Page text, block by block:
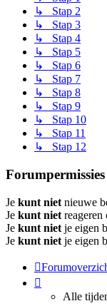
↳ Stap 2
↳ Stap 3
↳ Stap 4
↳ Stap 5
↳ Stap 6
↳ Stap 7
↳ Stap 8
↳ Stap 9
↳ Stap 10
↳ Stap 11
↳ Stap 12
Forumpermissies
Je kunt niet nieuwe
Je kunt niet
Je kunt niet je eigen
Je kunt niet je eigen
Alle